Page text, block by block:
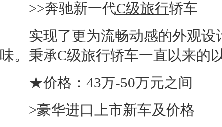
>>奔驰新一代C级旅行轿车
实现了更为流畅动感的外观设
味。秉承C级旅行轿车一直以来的
★价格：43万-50万元之间
>豪华进口上市新车及价格